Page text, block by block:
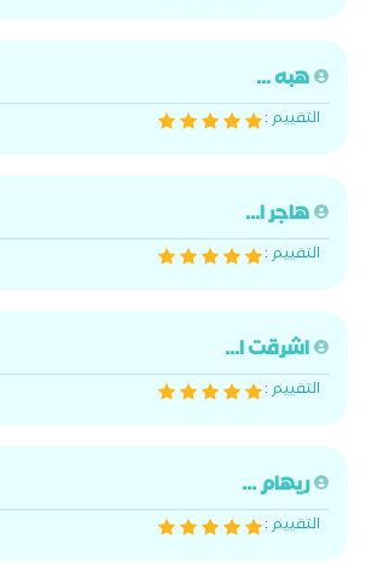
هبه ...
التقييم :
هاجر ا...
التقييم :
اشرقت ا...
التقييم :
ريهام ...
التقييم :